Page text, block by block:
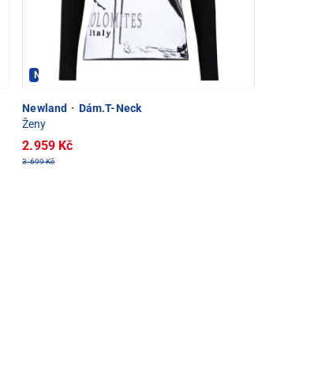
Newland - PEC POD SNĚŽKOU
Newland · Dám.T-Neck
Ženy
2.959 Kč
3.699 Kč